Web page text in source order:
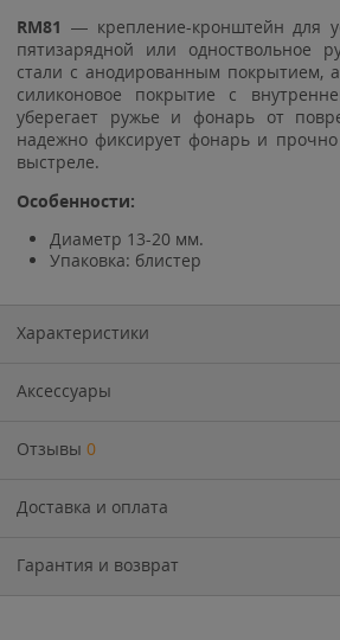
RM81 — крепление-кронштейн для
пятизарядной или одноствольное
стали с анодированным покрытием,
силиконовое покрытие с
уберегает ружье и фонарь от
надежно фиксирует фонарь и
выстреле.
Особенности:
Диаметр 13-20 мм.
Упаковка: блистер
Характеристики
Аксессуары
Отзывы 0
Доставка и оплата
Гарантия и возврат